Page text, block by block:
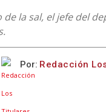
la sal, el jefe del
Por: Redacción